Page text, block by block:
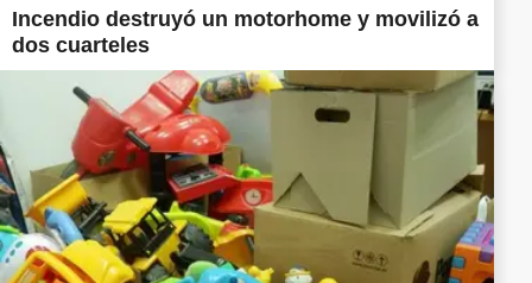
Incendio destruyó un motorhome y movilizó a
dos cuarteles